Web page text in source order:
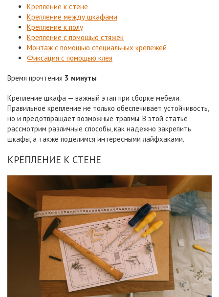
Крепление к стене
Крепление между шкафами
Крепление к полу
Крепление с помощью стяжек
Монтаж с помощью специальных крепежей
Фиксация с помощью клея
Время прочтения 3 минуты
Крепление шкафа — важный этап при сборке мебели.
Правильное крепление не только обеспечивает устойчивость,
но и предотвращает возможные травмы. В этой статье
рассмотрим различные способы, как надежно закрепить
шкафы, а также поделимся интересными лайфхаками.
КРЕПЛЕНИЕ К СТЕНЕ